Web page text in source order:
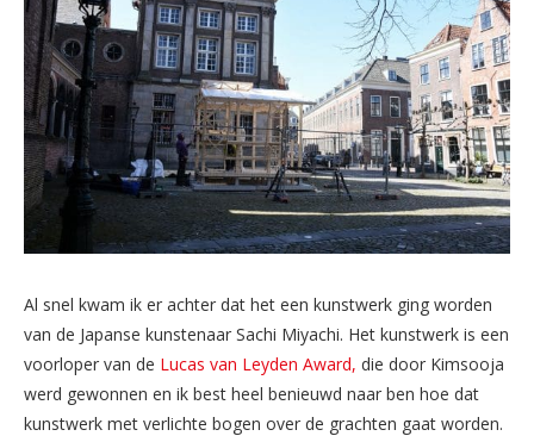
Al snel kwam ik er achter dat het een kunstwerk ging worden
van de Japanse kunstenaar Sachi Miyachi. Het kunstwerk is een
voorloper van de Lucas van Leyden Award, die door Kimsooja
werd gewonnen en ik best heel benieuwd naar ben hoe dat
kunstwerk met verlichte bogen over de grachten gaat worden.